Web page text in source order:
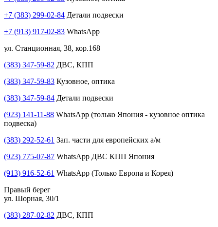
+7 (383) 299-02-84 Детали подвески
+7 (913) 917-02-83 WhatsApp
ул. Станционная, 38, кор.168
(383) 347-59-82 ДВС, КПП
(383) 347-59-83 Кузовное, оптика
(383) 347-59-84 Детали подвески
(923) 141-11-88 WhatsApp (только Япония - кузовное оптика
подвеска)
(383) 292-52-61 Зап. части для европейских а/м
(923) 775-07-87 WhatsApp ДВС КПП Япония
(913) 916-52-61 WhatsApp (Только Европа и Корея)
Правый берег
ул. Шорная, 30/1
(383) 287-02-82 ДВС, КПП